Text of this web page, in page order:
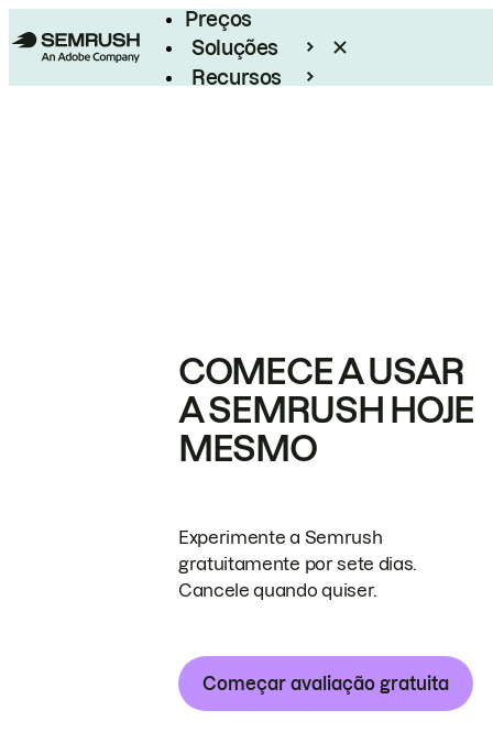
Preços
Soluções
Recursos
COMECE A USAR
A SEMRUSH HOJE
MESMO
Experimente a Semrush
gratuitamente por sete dias.
Cancele quando quiser.
Começar avaliação gratuita